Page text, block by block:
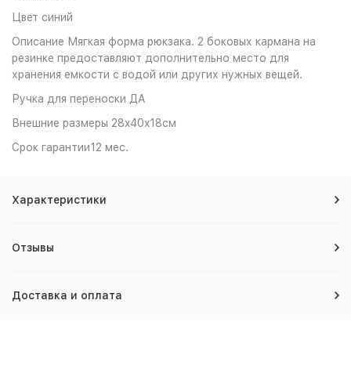
Цвет синий
Описание Мягкая форма рюкзака. 2 боковых кармана на
резинке предоставляют дополнительно место для
хранения емкости с водой или других нужных вещей.
Ручка для переноски ДА
Внешние размеры 28x40x18см
Срок гарантии12 мес.
Характеристики
Отзывы
Доставка и оплата